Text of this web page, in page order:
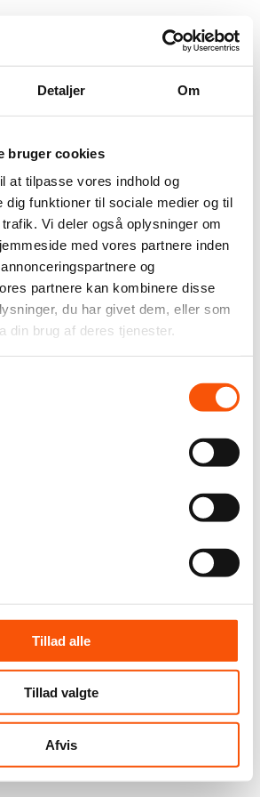
Detaljer Om
bruger cookies
at tilpasse vores indhold og
dig funktioner til sociale medier og til
Vi deler også oplysninger om
med vores partnere inden
og
partnere kan kombinere disse
du har givet dem, eller som
din brug af deres tjenester.
Tillad alle
Tillad valgte
Afvis